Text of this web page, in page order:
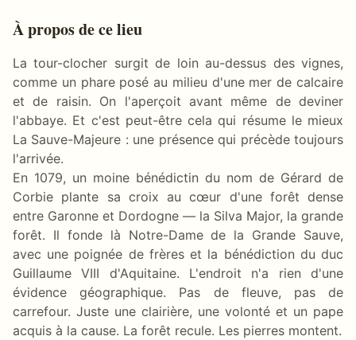
À propos de ce lieu
La tour-clocher surgit de loin au-dessus des vignes,
comme un phare posé au milieu d'une mer de calcaire
et de raisin. On l'aperçoit avant même de deviner
l'abbaye. Et c'est peut-être cela qui résume le mieux
La Sauve-Majeure : une présence qui précède toujours
l'arrivée.
En 1079, un moine bénédictin du nom de Gérard de
Corbie plante sa croix au cœur d'une forêt dense
entre Garonne et Dordogne — la Silva Major, la grande
forêt. Il fonde là Notre-Dame de la Grande Sauve,
avec une poignée de frères et la bénédiction du duc
Guillaume VIII d'Aquitaine. L'endroit n'a rien d'une
évidence géographique. Pas de fleuve, pas de
carrefour. Juste une clairière, une volonté et un pape
acquis à la cause. La forêt recule. Les pierres montent.